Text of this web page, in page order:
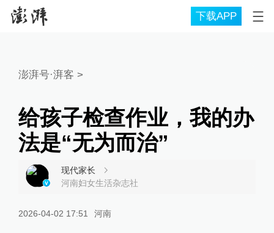
下载APP
澎湃号·湃客 >
给孩子检查作业，我的办
法是“无为而治”
现代家长
河南妇女生活杂志社
2026-04-02 17:51 河南